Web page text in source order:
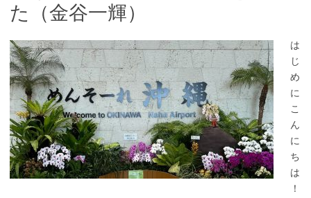
た（金谷一輝）
は
じ
め
に
こ
ん
に
ち
は
！